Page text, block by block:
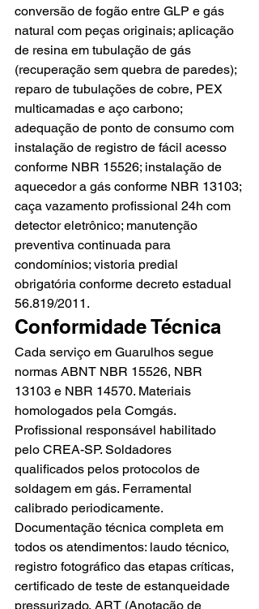
conversão de fogão entre GLP e gás
natural com peças originais; aplicação
de resina em tubulação de gás
(recuperação sem quebra de paredes);
reparo de tubulações de cobre, PEX
multicamadas e aço carbono;
adequação de ponto de consumo com
instalação de registro de fácil acesso
conforme NBR 15526; instalação de
aquecedor a gás conforme NBR 13103;
caça vazamento profissional 24h com
detector eletrônico; manutenção
preventiva continuada para
condomínios; vistoria predial
obrigatória conforme decreto estadual
56.819/2011.
Conformidade Técnica
Cada serviço em Guarulhos segue
normas ABNT NBR 15526, NBR
13103 e NBR 14570. Materiais
homologados pela Comgás.
Profissional responsável habilitado
pelo CREA-SP. Soldadores
qualificados pelos protocolos de
soldagem em gás. Ferramental
calibrado periodicamente.
Documentação técnica completa em
todos os atendimentos: laudo técnico,
registro fotográfico das etapas críticas,
certificado de teste de estanqueidade
pressurizado, ART (Anotação de